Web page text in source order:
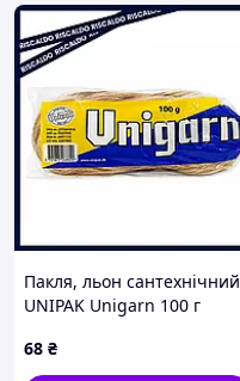
Пакля, льон сантехнічний
UNIPAK Unigarn 100 г
68 ₴